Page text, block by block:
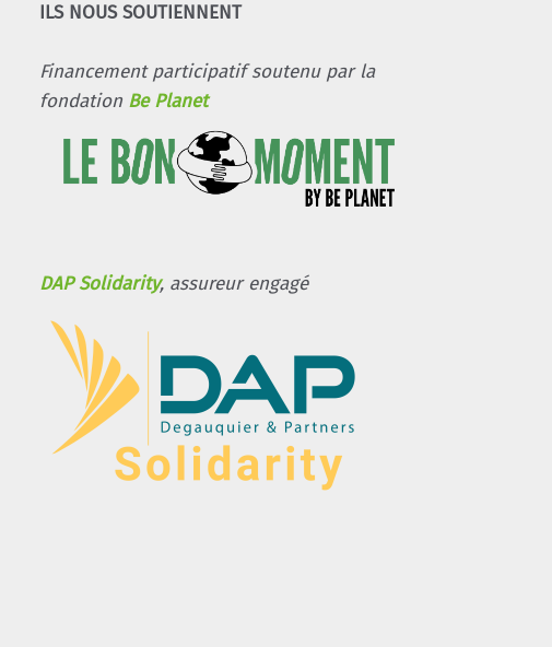
ILS NOUS SOUTIENNENT
Financement participatif soutenu par la
fondation Be Planet
DAP Solidarity, assureur engagé